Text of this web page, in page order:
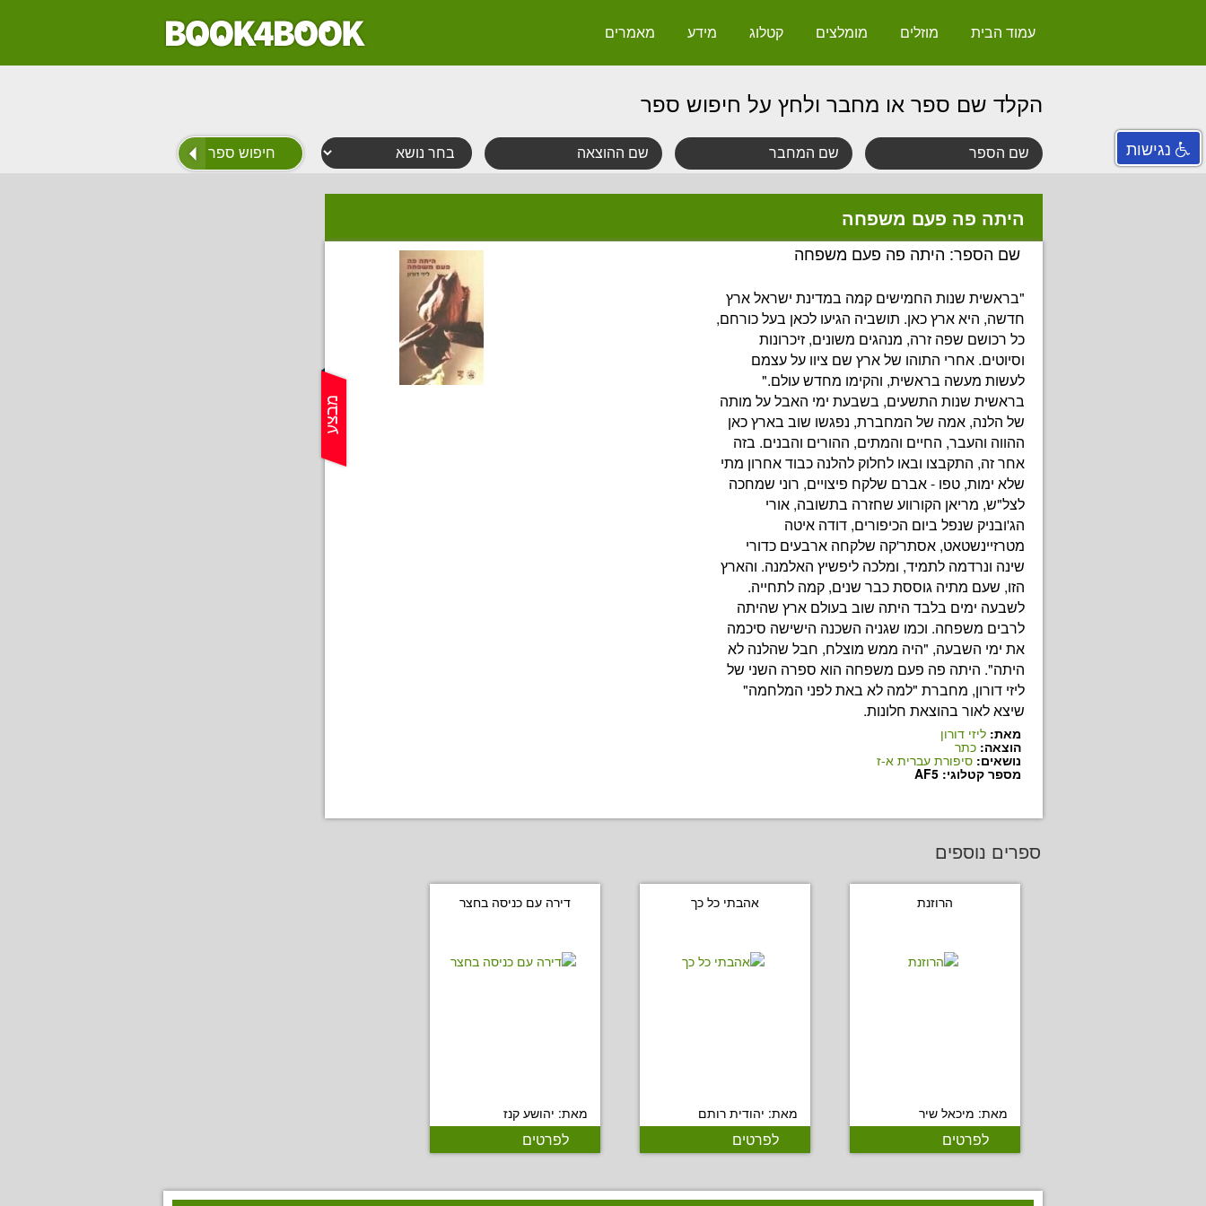
עמוד הבית מוזלים מומלצים קטלוג מידע מאמרים
הקלד שם ספר או מחבר ולחץ על חיפוש ספר
היתה פה פעם משפחה
שם הספר: היתה פה פעם משפחה
"בראשית שנות החמישים קמה במדינת ישראל ארץ
חדשה, היא ארץ כאן. תושביה הגיעו לכאן בעל כורחם,
כל רכושם שפה זרה, מנהגים משונים, זיכרונות
וסיוטים. אחרי התוהו של ארץ שם ציוו על עצמם
לעשות מעשה בראשית, והקימו מחדש עולם."
בראשית שנות התשעים, בשבעת ימי האבל על מותה
של הלנה, אמה של המחברת, נפגשו שוב בארץ כאן
ההווה והעבר, החיים והמתים, ההורים והבנים. בזה
אחר זה, התקבצו ובאו לחלוק להלנה כבוד אחרון מתי
שלא ימות, טפו - אברם שלקח פיצויים, רוני שמחכה
לצל"ש, מריאן הקורווע שחזרה בתשובה, אורי
הג'ובניק שנפל ביום הכיפורים, דודה איטה
מטרזיינשטאט, אסתר'קה שלקחה ארבעים כדורי
שינה ונרדמה לתמיד, ומלכה ליפשיץ האלמנה. והארץ
הזו, שעם מתיה גוססת כבר שנים, קמה לתחייה.
לשבעה ימים בלבד היתה שוב בעולם ארץ שהיתה
לרבים משפחה. וכמו שגניה השכנה הישישה סיכמה
את ימי השבעה, "היה ממש מוצלח, חבל שהלנה לא
היתה". היתה פה פעם משפחה הוא ספרה השני של
ליזי דורון, מחברת "למה לא באת לפני המלחמה"
שיצא לאור בהוצאת חלונות.
מאת: ליזי דורון
הוצאה: כתר
נושאים: סיפורת עברית א-ז
מספר קטלוגי: AF5
ספרים נוספים
הרוזנת
מאת: מיכאל שיר
לפרטים
אהבתי כל כך
מאת: יהודית רותם
לפרטים
דירה עם כניסה בחצר
מאת: יהושע קנז
לפרטים
נגישות